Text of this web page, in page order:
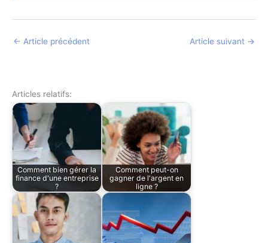
← Article précédent Article suivant →
Articles relatifs:
Comment bien gérer la
finance d'une entreprise
?
Comment peut-on
gagner de l'argent en
ligne ?